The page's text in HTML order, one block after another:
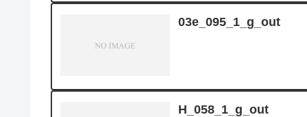
03e_095_1_g_out
H_058_1_g_out